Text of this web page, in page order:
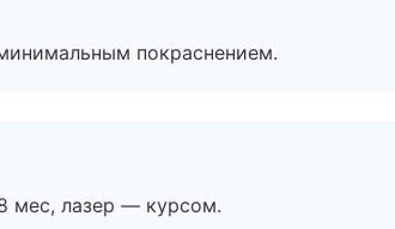
покраснением.
мес, лазер — курсом.